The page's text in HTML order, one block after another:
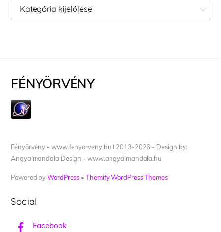
Kategóriák
FÉNYÖRVÉNY
Fényörvény - www.fenyorveny.hu I 2013-2026 - Design by:
Angyalmandala Design - www.angyalmandala.hu
Powered byWordPress •Themify WordPress Themes
Social
Facebook